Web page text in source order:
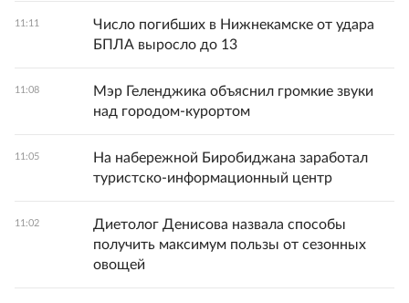
11:11
Число погибших в Нижнекамске от удара
БПЛА выросло до 13
11:08
Мэр Геленджика объяснил громкие звуки
над городом-курортом
11:05
На набережной Биробиджана заработал
туристско-информационный центр
11:02
Диетолог Денисова назвала способы
получить максимум пользы от сезонных
овощей